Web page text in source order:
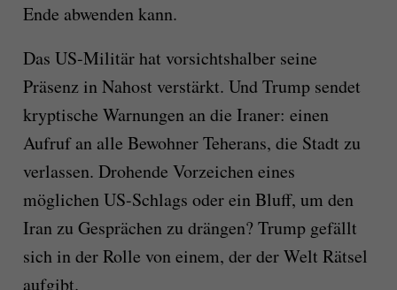
Ende abwenden kann.
Das US-Militär hat vorsichtshalber seine
Präsenz in Nahost verstärkt. Und Trump sendet
kryptische Warnungen an die Iraner: einen
Aufruf an alle Bewohner Teherans, die Stadt zu
verlassen. Drohende Vorzeichen eines
möglichen US-Schlags oder ein Bluff, um den
Iran zu Gesprächen zu drängen? Trump gefällt
sich in der Rolle von einem, der der Welt Rätsel
aufgibt.